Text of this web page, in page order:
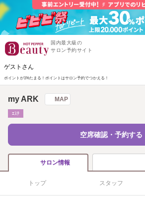
国内最大級の
サロン予約サイト
ゲストさん
ポイントが1%たまる！ ポイントはサロン予約でつかえる！
my ARK MAP
ｴｽﾃ
空席確認・予約する
サロン情報
トップ スタッフ